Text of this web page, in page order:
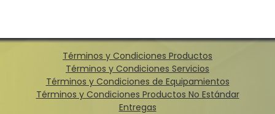
Términos y Condiciones Productos
Términos y Condiciones Servicios
Términos y Condiciones de Equipamientos
Términos y Condiciones Productos No Estándar
Entregas